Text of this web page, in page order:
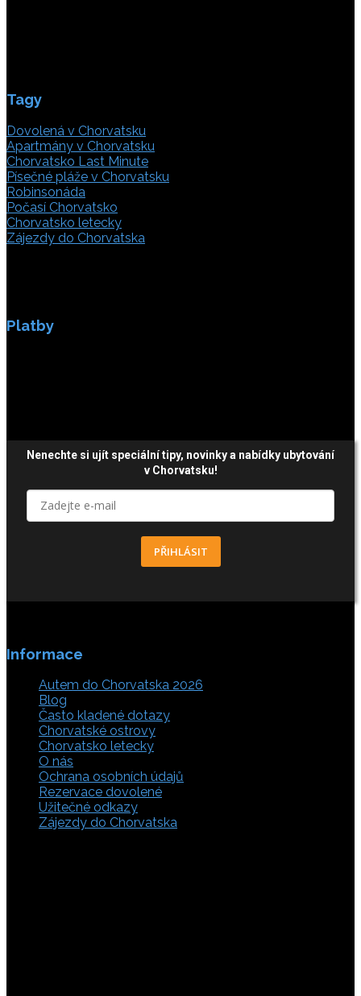
Tagy
Dovolená v Chorvatsku
Apartmány v Chorvatsku
Chorvatsko Last Minute
Písečné pláže v Chorvatsku
Robinsonáda
Počasí Chorvatsko
Chorvatsko letecky
Zájezdy do Chorvatska
Platby
Nenechte si ujít speciální tipy, novinky a nabídky ubytování
v Chorvatsku!
PŘIHLÁSIT
Informace
Autem do Chorvatska 2026
Blog
Často kladené dotazy
Chorvatské ostrovy
Chorvatsko letecky
O nás
Ochrana osobních údajů
Rezervace dovolené
Užitečné odkazy
Zájezdy do Chorvatska